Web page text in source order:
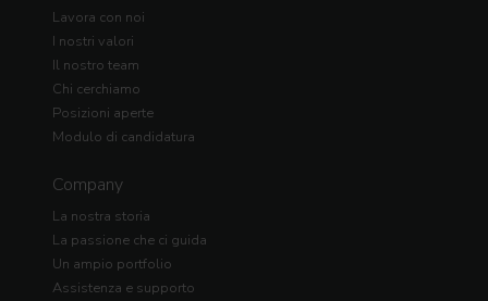
Lavora con noi
I nostri valori
Il nostro team
Chi cerchiamo
Posizioni aperte
Modulo di candidatura
Company
La nostra storia
La passione che ci guida
Un ampio portfolio
Assistenza e supporto